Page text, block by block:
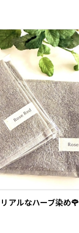
アルなハーブ染め🌹